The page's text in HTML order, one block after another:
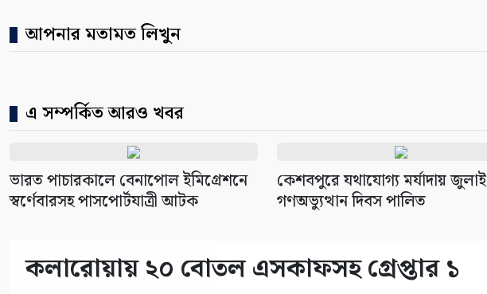
আপনার মতামত লিখুন
এ সম্পর্কিত আরও খবর
ভারত পাচারকালে বেনাপোল ইমিগ্রেশনে
স্বর্ণেবারসহ পাসপোর্টযাত্রী আটক
কেশবপুরে যথাযোগ্য মর্যাদায় জুলাই
গণঅভ্যুত্থান দিবস পালিত
কলারোয়ায় ২০ বোতল এসকাফসহ গ্রেপ্তার ১